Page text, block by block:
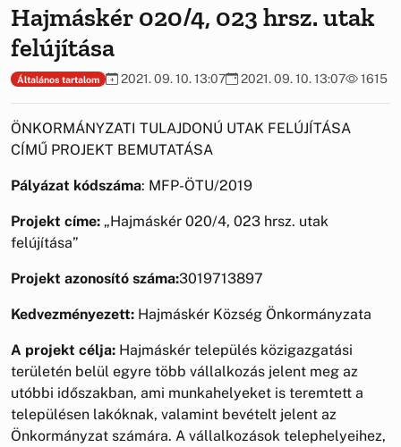
Hajmáskér 020/4, 023 hrsz. utak
felújítása
Általános tartalom 2021. 09. 10. 13:07 2021. 09. 10. 13:07 1615
ÖNKORMÁNYZATI TULAJDONÚ UTAK FELÚJÍTÁSA
CÍMŰ PROJEKT BEMUTATÁSA
Pályázat kódszáma: MFP-ÖTU/2019
Projekt címe: „Hajmáskér 020/4, 023 hrsz. utak
felújítása”
Projekt azonosító száma:3019713897
Kedvezményezett: Hajmáskér Község Önkormányzata
A projekt célja: Hajmáskér település közigazgatási
területén belül egyre több vállalkozás jelent meg az
utóbbi időszakban, ami munkahelyeket is teremtett a
településen lakóknak, valamint bevételt jelent az
Önkormányzat számára. A vállalkozások telephelyeihez,